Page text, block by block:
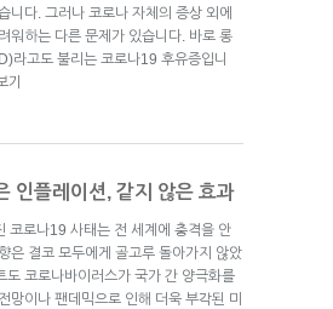
니다. 그러나 코로나 자체의 증상 외에
워하는 다른 문제가 있습니다. 바로 롱
라고도 불리는 코로나19 후유증입니
기
인플레이션, 같지 않은 효과
코로나19 사태는 전 세계에 충격을 안
은 결코 모두에게 골고루 돌아가지 않았
도 코로나바이러스가 국가 간 양극화를
망이나 팬데믹으로 인해 더욱 부각된 미